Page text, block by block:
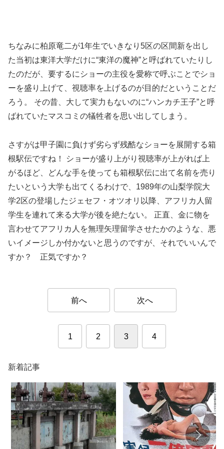
ちなみに柏原竜二が1年生でいきなり5区の区間新を出し
た当初は東洋大学だけに“東洋の魔神”と呼ばれていたりし
たのだが、要するにショーの主役を愛称で呼ぶことでショ
ーを盛り上げて、視聴率を上げるのが目的だということだ
ろう。 その昔、大して実力もないのに“ハンカチ王子”と呼
ばれていたマスコミの犠牲者を思い出してしまう。
さすがは甲子園に負けず劣らず残酷なショーを展開する箱
根駅伝ですね！ ショーが盛り上がり視聴率が上がれば上
がるほど、どんな手を使っても箱根駅伝に出て名前を売り
たいという大学も出てくるわけで、1989年の山梨学院大
学2区の登場したジェセフ・オツオリ以降、アフリカ人留
学生を連れて来る大学が後を絶たない。 正直、金に物を
言わせてアフリカ人を無理矢理留学させたかのような、悪
いイメージしか付かないと思うのですが、それでいいんで
すか？ 正気ですか？
前へ 次へ
1 2 3 4
新着記事